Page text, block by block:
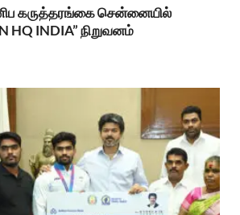
கருத்தரங்கை சென்னையில்
HQ INDIA” நிறுவனம்